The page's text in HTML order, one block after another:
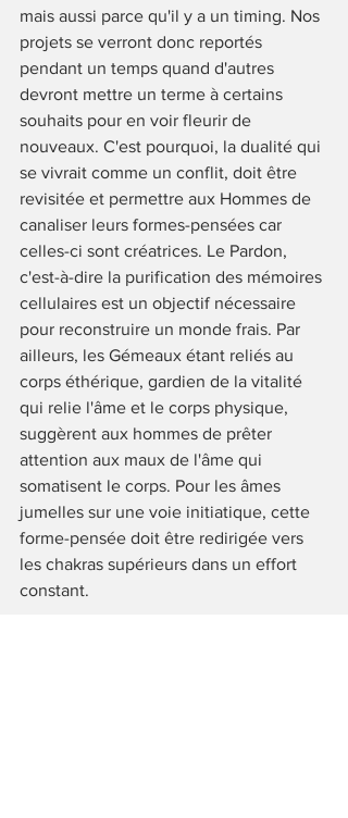
mais aussi parce qu'il y a un timing. Nos
projets se verront donc reportés
pendant un temps quand d'autres
devront mettre un terme à certains
souhaits pour en voir fleurir de
nouveaux. C'est pourquoi, la dualité qui
se vivrait comme un conflit, doit être
revisitée et permettre aux Hommes de
canaliser leurs formes-pensées car
celles-ci sont créatrices. Le Pardon,
c'est-à-dire la purification des mémoires
cellulaires est un objectif nécessaire
pour reconstruire un monde frais. Par
ailleurs, les Gémeaux étant reliés au
corps éthérique, gardien de la vitalité
qui relie l'âme et le corps physique,
suggèrent aux hommes de prêter
attention aux maux de l'âme qui
somatisent le corps. Pour les âmes
jumelles sur une voie initiatique, cette
forme-pensée doit être redirigée vers
les chakras supérieurs dans un effort
constant.